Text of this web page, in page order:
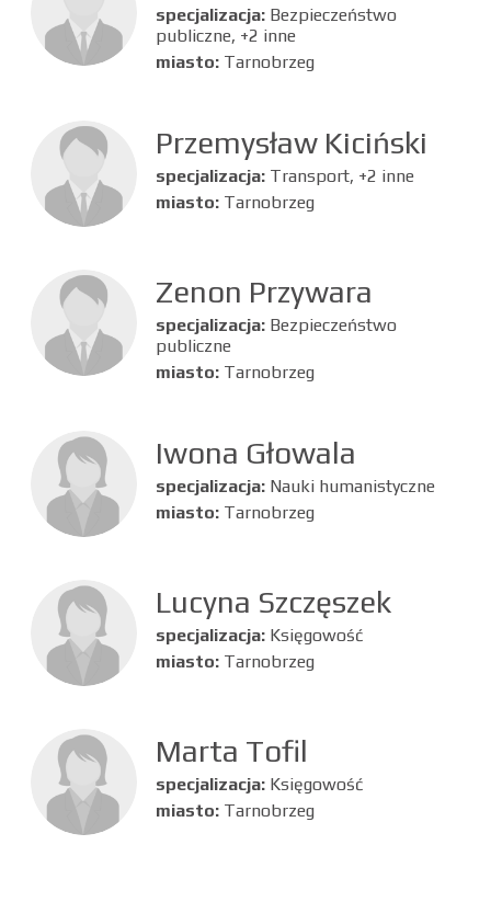
specjalizacja: Bezpieczeństwo
publiczne, +2 inne
miasto: Tarnobrzeg
Przemysław Kiciński
specjalizacja: Transport, +2 inne
miasto: Tarnobrzeg
Zenon Przywara
specjalizacja: Bezpieczeństwo
publiczne
miasto: Tarnobrzeg
Iwona Głowala
specjalizacja: Nauki humanistyczne
miasto: Tarnobrzeg
Lucyna Szczęszek
specjalizacja: Księgowość
miasto: Tarnobrzeg
Marta Tofil
specjalizacja: Księgowość
miasto: Tarnobrzeg